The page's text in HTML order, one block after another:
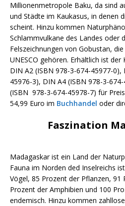
Millionenmetropole Baku, da sind
und Städte im Kaukasus, in denen
scheint. Hinzu kommen
Schlammvulkane des Landes oder
Felszeichnungen von Gobustan,
UNESCO gehören. Erhältlich ist
DIN A2 (ISBN 978-3-674-45977-0),
45976-3), DIN A4 (ISBN 978-3-
(ISBN 978-3-674-45978-7) für
54,99 Euro im Buchhandel oder
Faszination
Madagaskar ist ein Land der
Fauna im Norden ded Inselreichs
Vögel, 85 Prozent der Pflanzen, 91
Prozent der Amphibien und 100
endemisch. Hinzu kommen